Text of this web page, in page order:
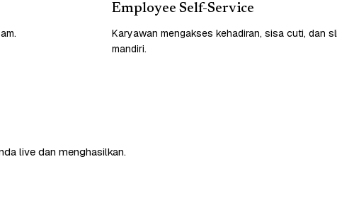
Employee Self-Service
Karyawan mengakses kehadiran, sisa cuti, dan
mandiri.
live dan menghasilkan.